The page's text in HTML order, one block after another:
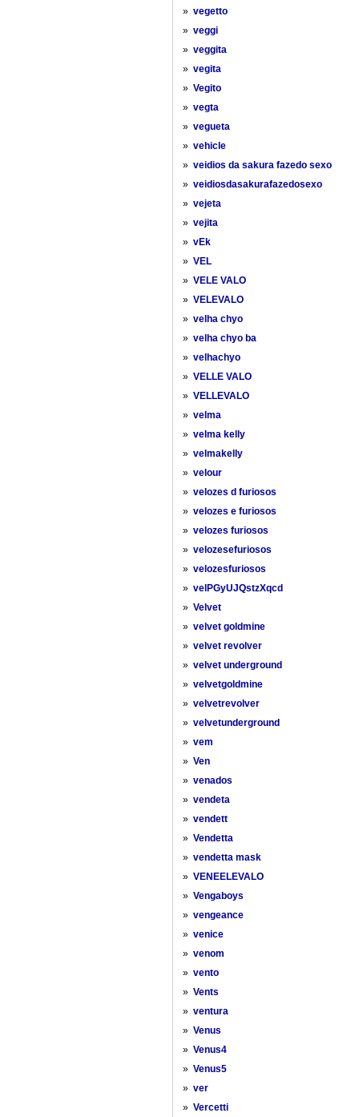
» vegetto
» veggi
» veggita
» vegita
» Vegito
» vegta
» vegueta
» vehicle
» veidios da sakura fazedo sexo
» veidiosdasakurafazedosexo
» vejeta
» vejita
» vEk
» VEL
» VELE VALO
» VELEVALO
» velha chyo
» velha chyo ba
» velhachyo
» VELLE VALO
» VELLEVALO
» velma
» velma kelly
» velmakelly
» velour
» velozes d furiosos
» velozes e furiosos
» velozes furiosos
» velozesefuriosos
» velozesfuriosos
» velPGyUJQstzXqcd
» Velvet
» velvet goldmine
» velvet revolver
» velvet underground
» velvetgoldmine
» velvetrevolver
» velvetunderground
» vem
» Ven
» venados
» vendeta
» vendett
» Vendetta
» vendetta mask
» VENEELEVALO
» Vengaboys
» vengeance
» venice
» venom
» vento
» Vents
» ventura
» Venus
» Venus4
» Venus5
» ver
» Vercetti